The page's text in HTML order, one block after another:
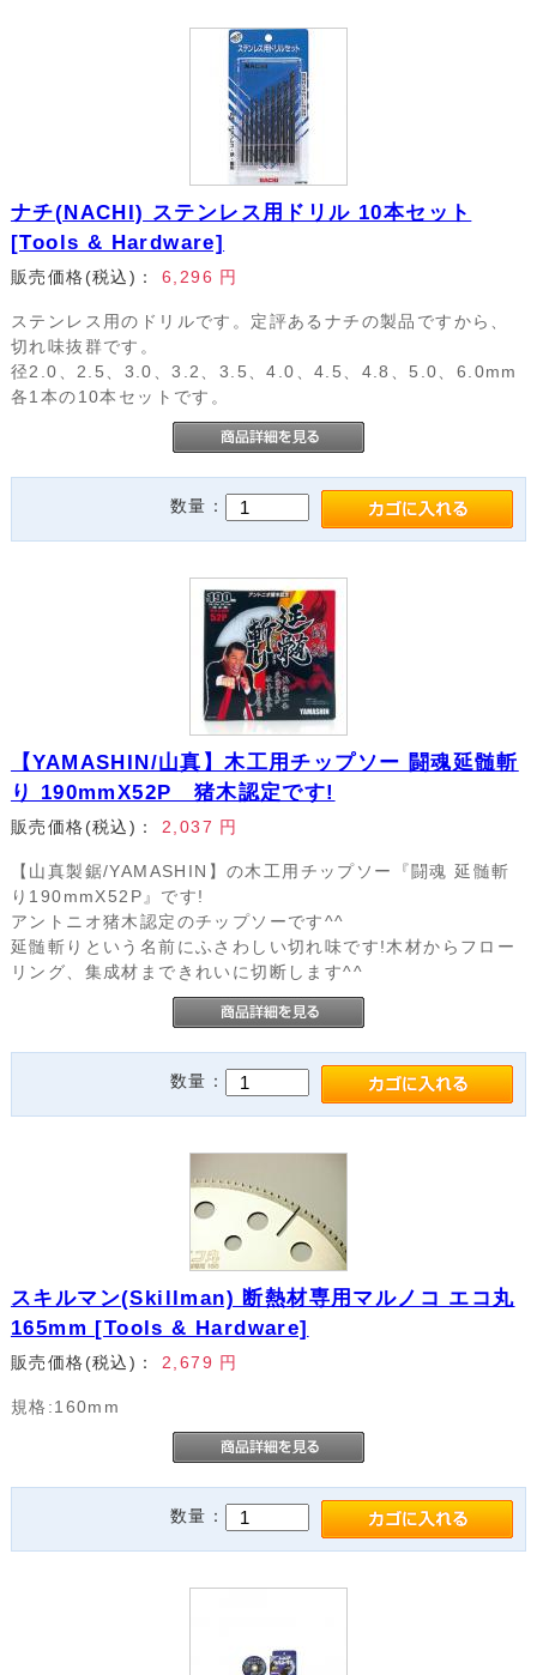
ナチ(NACHI) ステンレス用ドリル 10本セット
[Tools & Hardware]
販売価格(税込)： 6,296 円
ステンレス用のドリルです。定評あるナチの製品ですから、
切れ味抜群です。
径2.0、2.5、3.0、3.2、3.5、4.0、4.5、4.8、5.0、6.0mm
各1本の10本セットです。
数量：
【YAMASHIN/山真】木工用チップソー 闘魂延髄斬
り 190mmX52P 猪木認定です!
販売価格(税込)： 2,037 円
【山真製鋸/YAMASHIN】の木工用チップソー『闘魂 延髄斬
り190mmX52P』です!
アントニオ猪木認定のチップソーです^^
延髄斬りという名前にふさわしい切れ味です!木材からフロー
リング、集成材まできれいに切断します^^
数量：
スキルマン(Skillman) 断熱材専用マルノコ エコ丸
165mm [Tools & Hardware]
販売価格(税込)： 2,679 円
規格:160mm
数量：